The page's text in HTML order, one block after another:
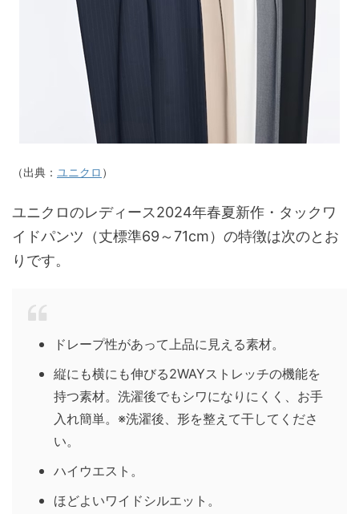
（出典： ユニクロ ）
ユニクロのレディース2024年春夏新作・タックワ
イドパンツ（丈標準69～71cm）の特徴は次のとお
りです。
ドレープ性があって上品に見える素材。
縦にも横にも伸びる2WAYストレッチの機能を
持つ素材。洗濯後でもシワになりにくく、お手
入れ簡単。※洗濯後、形を整えて干してくださ
い。
ハイウエスト。
ほどよいワイドシルエット。